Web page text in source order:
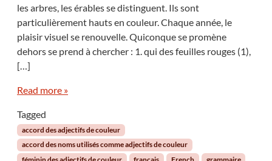
les arbres, les érables se distinguent. Ils sont
particulièrement hauts en couleur. Chaque année, le
plaisir visuel se renouvelle. Quiconque se promène
dehors se prend à chercher : 1. qui des feuilles rouges (1),
[…]
Read more »
Tagged
accord des adjectifs de couleur
accord des noms utilisés comme adjectifs de couleur